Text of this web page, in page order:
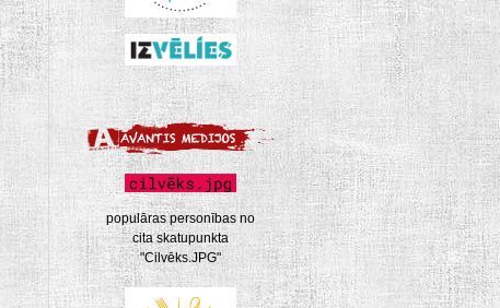
populāras personības no
cita skatupunkta
"Cilvēks.JPG"